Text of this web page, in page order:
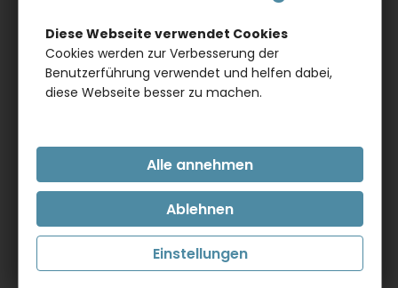
Diese Webseite verwendet Cookies
Cookies werden zur Verbesserung der
Benutzerführung verwendet und helfen dabei,
diese Webseite besser zu machen.
Einstellungen